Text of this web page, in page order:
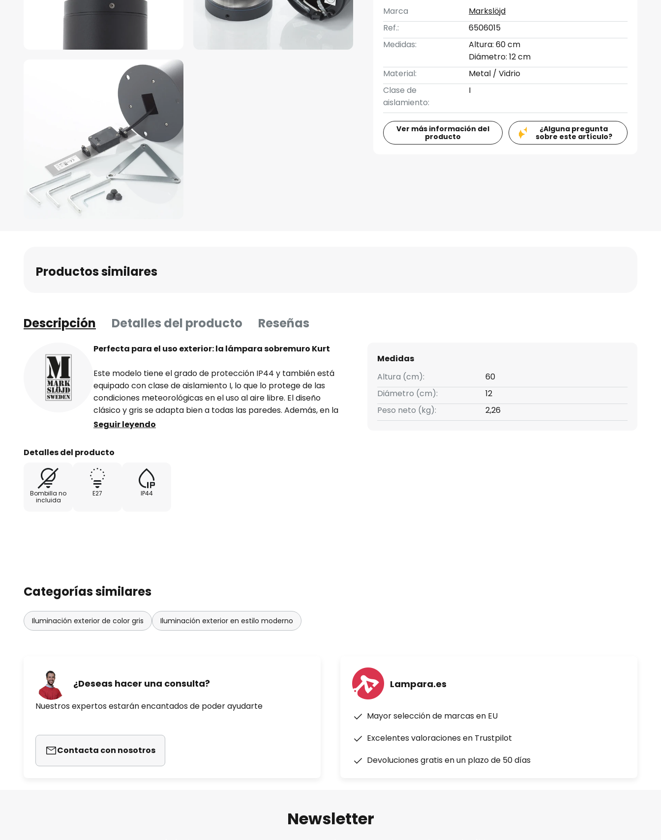
Marca
Markslöjd
Ref.:
6506015
Medidas:
Altura: 60 cm
Diámetro: 12 cm
Material:
Metal / Vidrio
Clase de
aislamiento:
I
Ver más información del
producto
¿Alguna pregunta
sobre este artículo?
Productos similares
Descripción Detalles del producto Reseñas
Perfecta para el uso exterior: la lámpara sobremuro Kurt
Este modelo tiene el grado de protección IP44 y también está
equipado con clase de aislamiento I, lo que lo protege de las
condiciones meteorológicas en el uso al aire libre. El diseño
clásico y gris se adapta bien a todas las paredes. Además, en la
misma serie hay un bolardo luminoso y un aplique.
Seguir leyendo
Detalles del producto
Bombilla no
incluida
E27 IP44
Medidas
Altura (cm):
60
Diámetro (cm):
12
Peso neto (kg):
2,26
Categorías similares
Iluminación exterior de color gris Iluminación exterior en estilo moderno
¿Deseas hacer una consulta?
Nuestros expertos estarán encantados de poder ayudarte
Contacta con nosotros
Lampara.es
Mayor selección de marcas en EU
Excelentes valoraciones en Trustpilot
Devoluciones gratis en un plazo de 50 días
Newsletter